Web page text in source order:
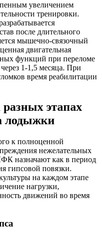
увеличением
тренировки.
после длительного
мышечно-связочный
двигательная
функций при переломе
1-1,5 месяца. При
время реабилитации
этапах
лодыжки
к полноценной
нежелательных
назначают как в период
гипсовой повязки.
на каждом этапе
нагрузки,
движений во время